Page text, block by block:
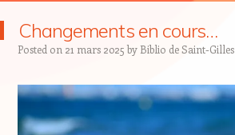
Changements en cours…
Posted on 21 mars 2025 by Biblio de Saint-Gilles